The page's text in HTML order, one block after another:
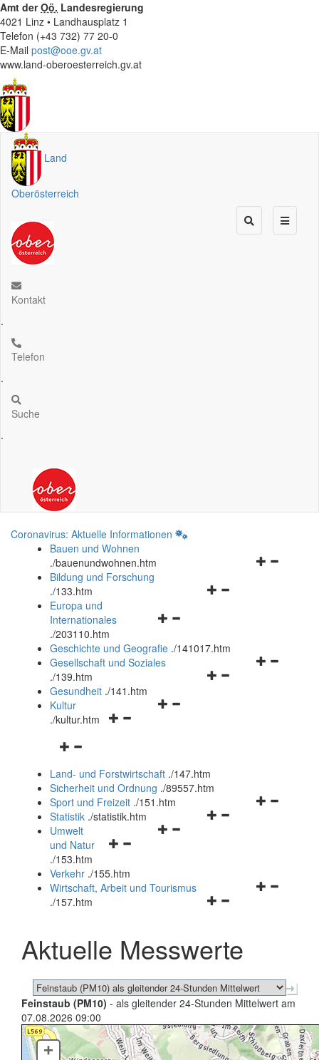
Amt derOö. Landesregierung
4021 Linz • Landhausplatz 1
Telefon (+43 732) 77 20-0
E-Mail post@ooe.gv.at
www.land-oberoesterreich.gv.at
Land
Oberösterreich
Kontakt
.
Telefon
.
Suche
.
Coronavirus: Aktuelle Informationen
Bauen und Wohnen
./bauenundwohnen.htm
Navigationsmenü
Bildung und Forschung
./133.htm
Navigationsmenü
und
schließen
Europa und
Internationales
./203110.htm
Geschichte und Geografie ./141017.htm
Navigationsmenü
Gesellschaft und Soziales
./139.htm
Navigationsmenü
Gesundheit ./141.htm
Navigationsmenü
Kultur
./kultur.htm
Navigationsmenü
und
schließen
Land- und Forstwirtschaft ./147.htm
Sicherheit und Ordnung ./89557.htm
Navigationsmenü
Sport und Freizeit ./151.htm
Navigationsmenü
Statistik ./statistik.htm
Navigationsmenü
und
schließen
Umwelt
und Natur
./153.htm
Verkehr ./155.htm
Navigationsmenü
schließen
Wirtschaft, Arbeit und Tourismus
./157.htm
Aktuelle Messwerte
Feinstaub (PM10) - als gleitender 24-Stunden Mittelwert am
07.08.2026 09:00
+